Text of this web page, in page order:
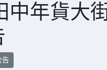
中年貨大
告